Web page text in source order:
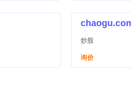
炒股
询价